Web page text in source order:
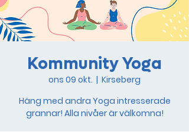
Kommunity Yoga
ons 09 okt.
  |
Kirseberg
Häng med andra Yoga intresserade
grannar! Alla nivåer är välkomna!